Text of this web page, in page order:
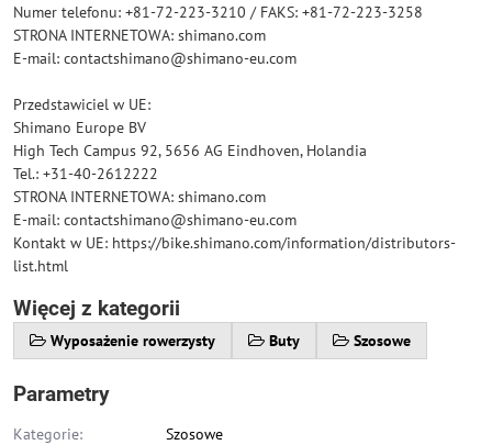
Numer telefonu: +81-72-223-3210 / FAKS: +81-72-223-3258
STRONA INTERNETOWA: shimano.com
E-mail: contactshimano@shimano-eu.com
Przedstawiciel w UE:
Shimano Europe BV
High Tech Campus 92, 5656 AG Eindhoven, Holandia
Tel.: +31-40-2612222
STRONA INTERNETOWA: shimano.com
E-mail: contactshimano@shimano-eu.com
Kontakt w UE: https://bike.shimano.com/information/distributors-
list.html
Więcej z kategorii
Wyposażenie rowerzysty Buty Szosowe
Parametry
Kategorie: Szosowe